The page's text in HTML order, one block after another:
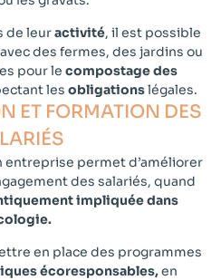
de leuractivité, il est possible
des fermes, des jardins ou
pour le compostage des
les obligationslégales.
ET FORMATION DES
entreprise permet d’améliorer
des salariés, quand
impliquée dans
en place des programmes
écoresponsables,en